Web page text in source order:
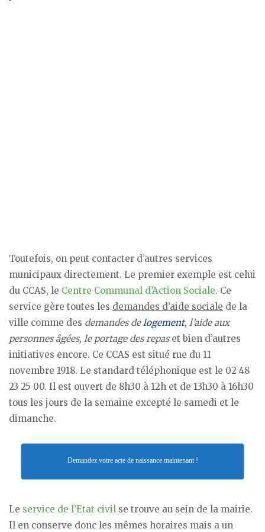
Toutefois, on peut contacter d’autres services
municipaux directement. Le premier exemple est celui
du CCAS, le Centre Communal d’Action Sociale. Ce
service gère toutes les demandes d’aide sociale de la
ville comme des demandes de logement, l’aide aux
personnes âgées, le portage des repaset bien d’autres
initiatives encore. Ce CCAS est situé rue du 11
novembre 1918. Le standard téléphonique est le 02 48
23 25 00. Il est ouvert de 8h30 à 12h et de 13h30 à 16h30
tous les jours de la semaine excepté le samedi et le
dimanche.
Demandez votre acte de naissance maintenant !
Le service de l’Etat civil se trouve au sein de la mairie.
Il en conserve donc les mêmes horaires mais a un